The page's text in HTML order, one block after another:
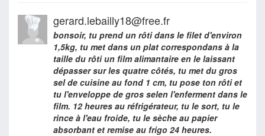
gerard.lebailly18@free.fr
bonsoir, tu prend un rôti dans le filet d'environ
1,5kg, tu met dans un plat correspondans à la
taille du rôti un film alimantaire en le laissant
dépasser sur les quatre côtés, tu met du gros
sel de cuisine au fond 1 cm, tu pose ton rôti et
tu l'enveloppe de gros selen l'enferment dans le
film. 12 heures au réfrigérateur, tu le sort, tu le
rince à l'eau froide, tu le sèche au papier
absorbant et remise au frigo 24 heures.